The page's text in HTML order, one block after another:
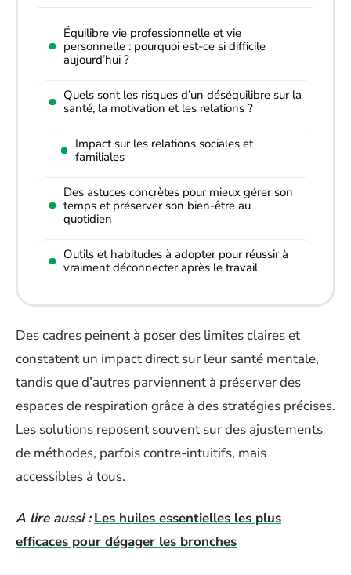
Équilibre vie professionnelle et vie
personnelle : pourquoi est-ce si difficile
aujourd’hui ?
Quels sont les risques d’un déséquilibre sur la
santé, la motivation et les relations ?
Impact sur les relations sociales et
familiales
Des astuces concrètes pour mieux gérer son
temps et préserver son bien-être au
quotidien
Outils et habitudes à adopter pour réussir à
vraiment déconnecter après le travail
Des cadres peinent à poser des limites claires et
constatent un impact direct sur leur santé mentale,
tandis que d’autres parviennent à préserver des
espaces de respiration grâce à des stratégies précises.
Les solutions reposent souvent sur des ajustements
de méthodes, parfois contre-intuitifs, mais
accessibles à tous.
A lire aussi : Les huiles essentielles les plus
efficaces pour dégager les bronches